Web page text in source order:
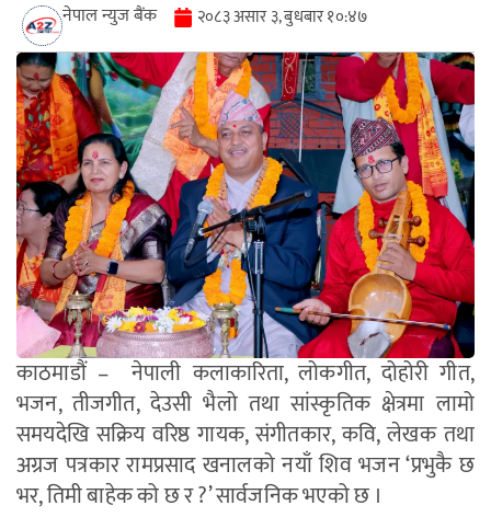
नेपाल न्युज बैंक २०८३ असार ३, बुधबार १०:४७
काठमाडौं – नेपाली कलाकारिता, लोकगीत, दोहोरी गीत,
भजन, तीजगीत, देउसी भैलो तथा सांस्कृतिक क्षेत्रमा लामो
समयदेखि सक्रिय वरिष्ठ गायक, संगीतकार, कवि, लेखक तथा
अग्रज पत्रकार रामप्रसाद खनालको नयाँ शिव भजन ‘प्रभुकै छ
भर, तिमी बाहेक को छ र ?’ सार्वजनिक भएको छ ।